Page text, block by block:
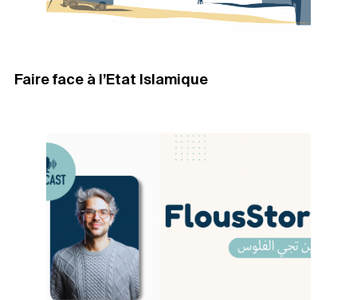
Faire face à l’Etat Islamique